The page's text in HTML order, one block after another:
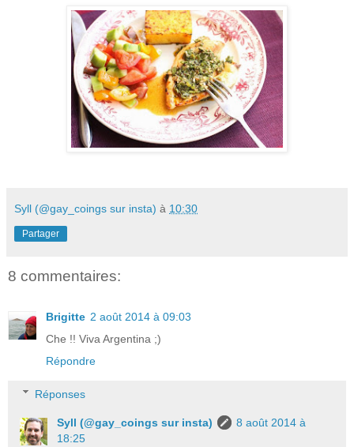
Syll (@gay_coings sur insta) à 10:30
Partager
8 commentaires:
Brigitte 2 août 2014 à 09:03
Che !! Viva Argentina ;)
Répondre
Réponses
Syll (@gay_coings sur insta)
8 août 2014 à
18:25